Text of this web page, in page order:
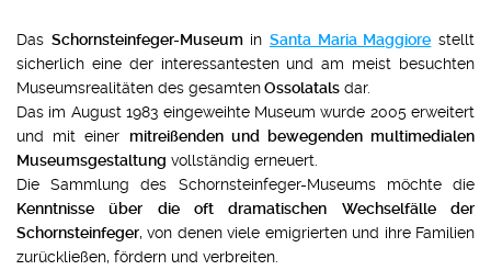
Das Schornsteinfeger-MuseuminSanta Maria Maggiore stellt
sicherlich eine der interessantesten und am meist besuchten
Museumsrealitäten des gesamtenOssolatals dar.
Das im August 1983 eingeweihte Museum wurde 2005 erweitert
und mit einer mitreißenden und bewegenden multimedialen
Museumsgestaltung vollständig erneuert.
Die Sammlung des Schornsteinfeger-Museums möchte die
Kenntnisse über die oft dramatischen Wechselfälle der
Schornsteinfeger, von denen viele emigrierten und ihre Familien
zurückließen, fördern und verbreiten.